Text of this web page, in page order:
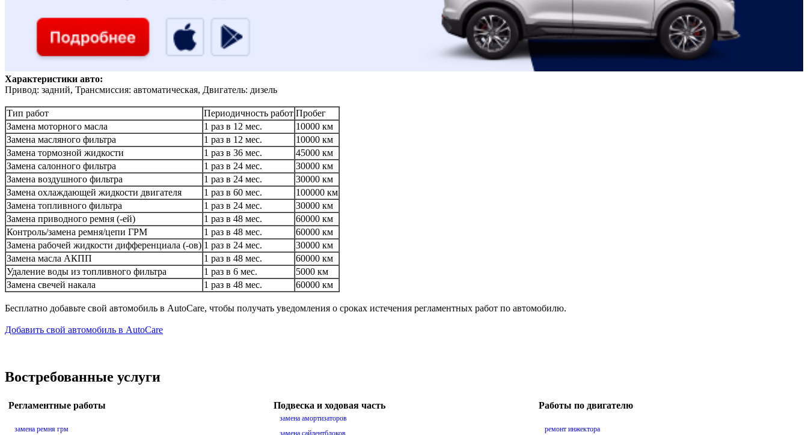
Характеристики авто:
Привод: задний, Трансмиссия: автоматическая, Двигатель: дизель
Тип работ Периодичность работ Пробег
Замена моторного масла
1 раз в 12 мес.
10000 км
Замена масляного фильтра
1 раз в 12 мес.
10000 км
Замена тормозной жидкости
1 раз в 36 мес.
45000 км
Замена салонного фильтра
1 раз в 24 мес.
30000 км
Замена воздушного фильтра
1 раз в 24 мес.
30000 км
Замена охлаждающей жидкости двигателя
1 раз в 60 мес.
100000 км
Замена топливного фильтра
1 раз в 24 мес.
30000 км
Замена приводного ремня (-ей)
1 раз в 48 мес.
60000 км
Контроль/замена ремня/цепи ГРМ
1 раз в 48 мес.
60000 км
Замена рабочей жидкости дифференциала (-ов) 1 раз в 24 мес.
30000 км
Замена масла АКПП
1 раз в 48 мес.
60000 км
Удаление воды из топливного фильтра
1 раз в 6 мес.
5000 км
Замена свечей накала
1 раз в 48 мес. 60000 км
Бесплатно добавьте свой автомобиль в AutoCare, чтобы получать уведомления о сроках истечения регламентных работ по автомобилю.
Добавить свой автомобиль в AutoCare
Востребованные услуги
Регламентные работы
замена ремня грм
Подвеска и ходовая часть
замена амортизаторов
Работы по двигателю
ремонт инжектора